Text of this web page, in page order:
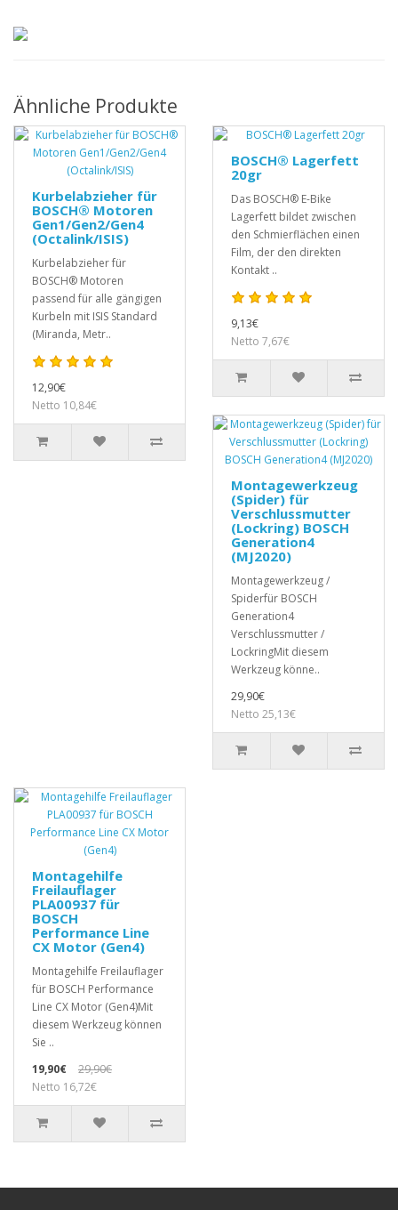
Ähnliche Produkte
Kurbelabzieher für
BOSCH® Motoren
Gen1/Gen2/Gen4
(Octalink/ISIS)
Kurbelabzieher für
BOSCH® Motoren
passend für alle gängigen
Kurbeln mit ISIS Standard
(Miranda, Metr..
12,90€
Netto 10,84€
BOSCH® Lagerfett
20gr
Das BOSCH® E-Bike
Lagerfett bildet zwischen
den Schmierflächen einen
Film, der den direkten
Kontakt ..
9,13€
Netto 7,67€
Montagewerkzeug
(Spider) für
Verschlussmutter
(Lockring) BOSCH
Generation4
(MJ2020)
Montagewerkzeug /
Spiderfür BOSCH
Generation4
Verschlussmutter /
LockringMit diesem
Werkzeug könne..
29,90€
Netto 25,13€
Montagehilfe
Freilauflager
PLA00937 für
BOSCH
Performance Line
CX Motor (Gen4)
Montagehilfe Freilauflager
für BOSCH Performance
Line CX Motor (Gen4)Mit
diesem Werkzeug können
Sie ..
19,90€
29,90€
Netto 16,72€